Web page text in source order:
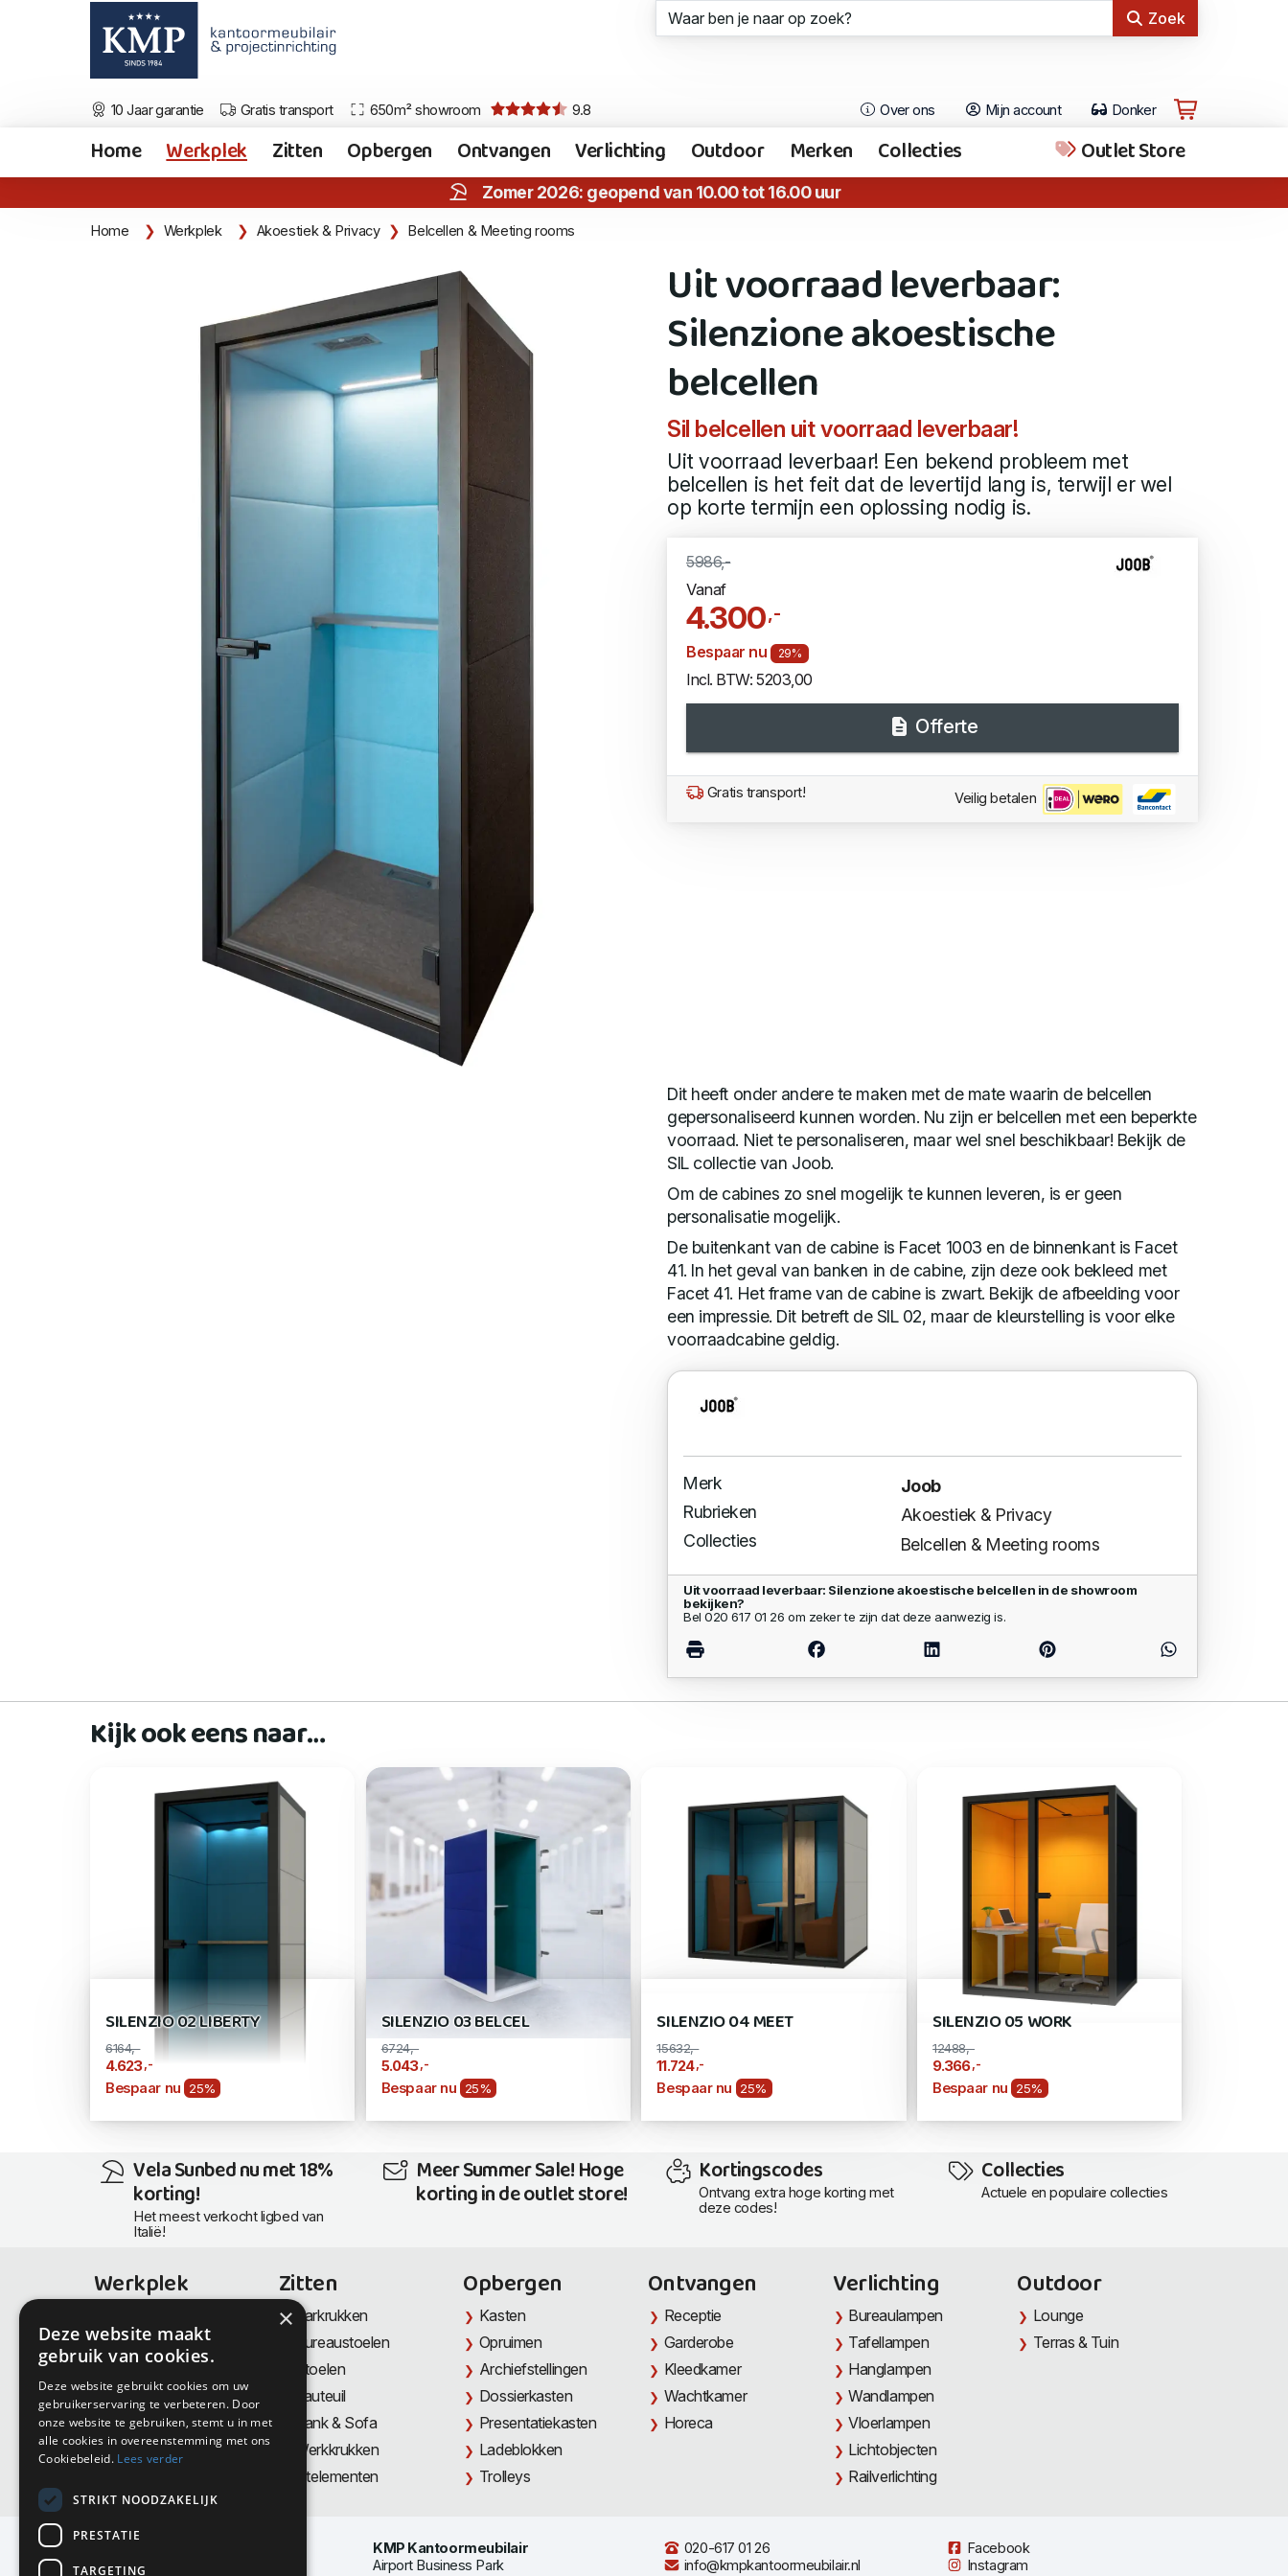
Zoek
10 Jaar garantie Gratis transport 650m² showroom 9.8 Over ons Mijn account Donker
Home Werkplek Zitten Opbergen Ontvangen Verlichting Outdoor Merken Collecties Outlet Store
Zomer 2026: geopend van 10.00 tot 16.00 uur
Home Werkplek Akoestiek & Privacy Belcellen & Meeting rooms
Uit voorraad leverbaar:
Silenzione akoestische
belcellen
Sil belcellen uit voorraad leverbaar!
Uit voorraad leverbaar! Een bekend probleem met
belcellen is het feit dat de levertijd lang is, terwijl er wel
op korte termijn een oplossing nodig is.
5986,-
Vanaf
4.300,-
Bespaar nu 29%
Incl. BTW: 5203,00
Offerte
Gratis transport! Veilig betalen
Dit heeft onder andere te maken met de mate waarin de belcellen
gepersonaliseerd kunnen worden. Nu zijn er belcellen met een beperkte
voorraad. Niet te personaliseren, maar wel snel beschikbaar! Bekijk de
SIL collectie van Joob.
Om de cabines zo snel mogelijk te kunnen leveren, is er geen
personalisatie mogelijk.
De buitenkant van de cabine is Facet 1003 en de binnenkant is Facet
41. In het geval van banken in de cabine, zijn deze ook bekleed met
Facet 41. Het frame van de cabine is zwart. Bekijk de afbeelding voor
een impressie. Dit betreft de SIL 02, maar de kleurstelling is voor elke
voorraadcabine geldig.
Merk
Joob
Rubrieken
Akoestiek & Privacy
Collecties
Belcellen & Meeting rooms
Uit voorraad leverbaar: Silenzione akoestische belcellen in de showroom
bekijken?
Bel 020 617 01 26 om zeker te zijn dat deze aanwezig is.
Kijk ook eens naar…
SILENZIO 02 LIBERTY
6164,-
4.623,-
Bespaar nu 25%
SILENZIO 03 BELCEL
6724,-
5.043 ,-
Bespaar nu 25%
SILENZIO 04 MEET
15632,-
11.724 ,-
Bespaar nu 25%
SILENZIO 05 WORK
12488,-
9.366,-
Bespaar nu 25%
Vela Sunbed nu met 18%
korting!
Het meest verkocht ligbed van
Italië!
Meer Summer Sale! Hoge
korting in de outlet store!
Kortingscodes
Ontvang extra hoge korting met
deze codes!
Collecties
Actuele en populaire collecties
Werkplek
Thuiswerkplek
Zit-Sta bureaus
Directiemeubilair
Akoestiek & Privacy
Tafels
Zitten
Barkrukken
Bureaustoelen
Stoelen
Fauteuil
Bank & Sofa
Werkkrukken
Zitelementen
Opbergen
Kasten
Opruimen
Archiefstellingen
Dossierkasten
Presentatiekasten
Ladeblokken
Trolleys
Ontvangen
Receptie
Garderobe
Kleedkamer
Wachtkamer
Horeca
Verlichting
Bureaulampen
Tafellampen
Hanglampen
Wandlampen
Vloerlampen
Lichtobjecten
Railverlichting
Outdoor
Lounge
Terras & Tuin
KMP Kantoormeubilair
Airport Business Park
020-617 01 26
info@kmpkantoormeubilair.nl
Facebook
Instagram
×
Deze website maakt
gebruik van cookies.
Deze website gebruikt cookies om uw
gebruikerservaring te verbeteren. Door
onze website te gebruiken, stemt u in met
alle cookies in overeenstemming met ons
Cookiebeleid. Lees verder
STRIKT NOODZAKELIJK
PRESTATIE
TARGETING